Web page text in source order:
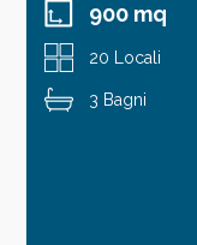
900 mq
20 Locali
3 Bagni